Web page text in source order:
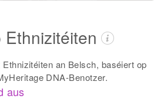
Ethnizitéiten
an Belsch, baséiert op
DNA-Benotzer.
aus